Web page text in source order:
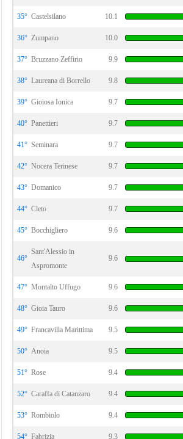
35° Castelsilano 10.1
36° Zumpano 10.0
37° Bruzzano Zeffirio 9.9
38° Laureana di Borrello 9.8
39° Gioiosa Ionica 9.7
40° Panettieri 9.7
41° Seminara 9.7
42° Nocera Terinese 9.7
43° Domanico 9.7
44° Cleto 9.7
45° Bocchigliero 9.6
46°
Sant'Alessio in
Aspromonte
9.6
47° Montalto Uffugo 9.6
48° Gioia Tauro 9.6
49° Francavilla Marittima 9.5
50° Anoia 9.5
51° Rose 9.4
52° Caraffa di Catanzaro 9.4
53° Rombiolo 9.4
54° Fabrizia 9.3